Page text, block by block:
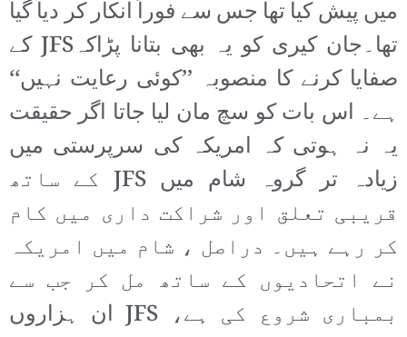
میں پیش کیا تھا جس سے فوراً انکار کر دیا گیا
تھا۔جان کیری کو یہ بھی بتانا پڑاکہJFS کے
صفایا کرنے کا منصوبہ ’’کوئی رعایت نہیں‘‘
ہے۔ اس بات کو سچ مان لیا جاتا اگر حقیقت
یہ نہ ہوتی کہ امریکہ کی سرپرستی میں
زیادہ تر گروہ شام میں JFS کے ساتھ
قریبی تعلق اور شراکت داری میں کام
کر رہے ہیں۔ دراصل ، شام میں امریکہ
نے اتحادیوں کے ساتھ مل کر جب سے
بمباری شروع کی ہے، JFS ان ہزاروں